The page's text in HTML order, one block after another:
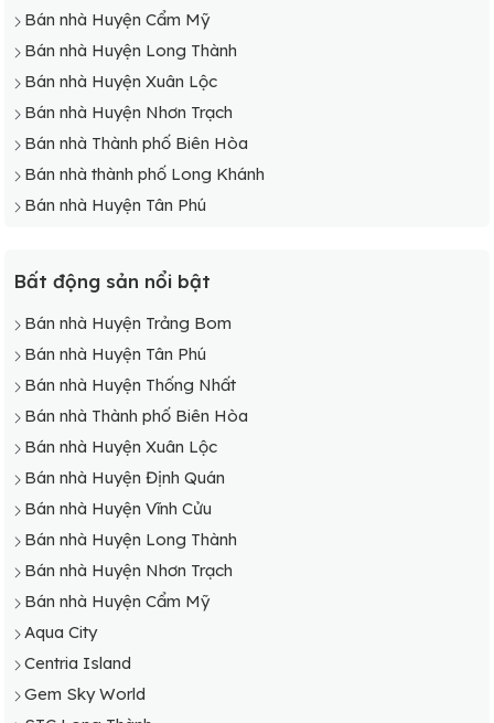
Bán nhà Huyện Cẩm Mỹ
Bán nhà Huyện Long Thành
Bán nhà Huyện Xuân Lộc
Bán nhà Huyện Nhơn Trạch
Bán nhà Thành phố Biên Hòa
Bán nhà thành phố Long Khánh
Bán nhà Huyện Tân Phú
Bất động sản nổi bật
Bán nhà Huyện Trảng Bom
Bán nhà Huyện Tân Phú
Bán nhà Huyện Thống Nhất
Bán nhà Thành phố Biên Hòa
Bán nhà Huyện Xuân Lộc
Bán nhà Huyện Định Quán
Bán nhà Huyện Vĩnh Cửu
Bán nhà Huyện Long Thành
Bán nhà Huyện Nhơn Trạch
Bán nhà Huyện Cẩm Mỹ
Aqua City
Centria Island
Gem Sky World